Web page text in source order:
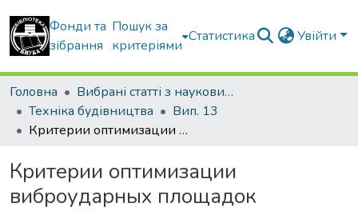
Фонди та
зібрання
Пошук за
критеріями
Статистика Увійти
Головна
Вибрані статті з наукових збірників КНУБА
Техніка будівництва
Вип. 13
Критерии оптимизации виброударных площадок
Критерии оптимизации
виброударных площадок